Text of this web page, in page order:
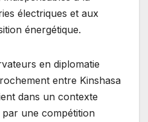
électriques et aux
énergétique.
en diplomatie
entre Kinshasa
dans un contexte
une compétition